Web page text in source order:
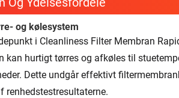
og kølesystem
i Cleanliness Filter Membran
kan hurtigt tørres og afkøles til
Dette undgår effektivt
​​renhedstestresultaterne.